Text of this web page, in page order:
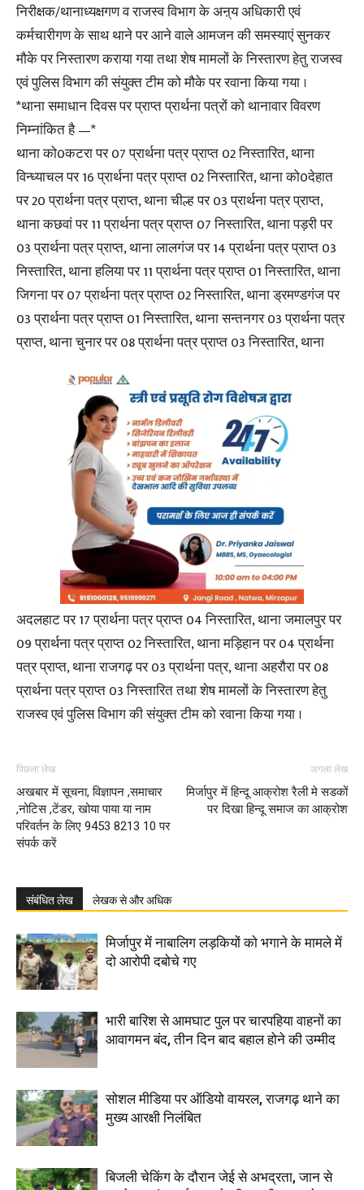
निरीक्षक/थानाध्यक्षगण व राजस्व विभाग के अऩ्य अधिकारी एवं
कर्मचारीगण के साथ थाने पर आने वाले आमजन की समस्याएं सुनकर
मौके पर निस्तारण कराया गया तथा शेष मामलों के निस्तारण हेतु राजस्व
एवं पुलिस विभाग की संयुक्त टीम को मौके पर रवाना किया गया ।
*थाना समाधान दिवस पर प्राप्त प्रार्थना पत्रों को थानावार विवरण
निम्नांकित है —*
थाना को0कटरा पर 07 प्रार्थना पत्र प्राप्त 02 निस्तारित, थाना
विन्ध्याचल पर 16 प्रार्थना पत्र प्राप्त 02 निस्तारित, थाना को0देहात
पर 20 प्रार्थना पत्र प्राप्त, थाना चील्ह पर 03 प्रार्थना पत्र प्राप्त,
थाना कछवां पर 11 प्रार्थना पत्र प्राप्त 07 निस्तारित, थाना पड़री पर
03 प्रार्थना पत्र प्राप्त, थाना लालगंज पर 14 प्रार्थना पत्र प्राप्त 03
निस्तारित, थाना हलिया पर 11 प्रार्थना पत्र प्राप्त 01 निस्तारित, थाना
जिगना पर 07 प्रार्थना पत्र प्राप्त 02 निस्तारित, थाना ड्रमण्डगंज पर
03 प्रार्थना पत्र प्राप्त 01 निस्तारित, थाना सन्तनगर 03 प्रार्थना पत्र
प्राप्त, थाना चुनार पर 08 प्रार्थना पत्र प्राप्त 03 निस्तारित, थाना
अदलहाट पर 17 प्रार्थना पत्र प्राप्त 04 निस्तारित, थाना जमालपुर पर
09 प्रार्थना पत्र प्राप्त 02 निस्तारित, थाना मड़िहान पर 04 प्रार्थना
पत्र प्राप्त, थाना राजगढ़ पर 03 प्रार्थना पत्र, थाना अहरौरा पर 08
प्रार्थना पत्र प्राप्त 03 निस्तारित तथा शेष मामलों के निस्तारण हेतु
राजस्व एवं पुलिस विभाग की संयुक्त टीम को रवाना किया गया ।
पिछला लेख
अखबार में सूचना, विज्ञापन ,समाचार
,नोटिस ,टेंडर, खोया पाया या नाम
परिवर्तन के लिए 9453 8213 10 पर
संपर्क करें
अगला लेख
मिर्जापुर में हिन्दू आक्रोश रैली मे सडकों
पर दिखा हिन्दू समाज का आक्रोश
संबंधित लेख लेखक से और अधिक
मिर्जापुर में नाबालिग लड़कियों को भगाने के मामले में
दो आरोपी दबोचे गए
भारी बारिश से आमघाट पुल पर चारपहिया वाहनों का
आवागमन बंद, तीन दिन बाद बहाल होने की उम्मीद
सोशल मीडिया पर ऑडियो वायरल, राजगढ़ थाने का
मुख्य आरक्षी निलंबित
बिजली चेकिंग के दौरान जेई से अभद्रता, जान से